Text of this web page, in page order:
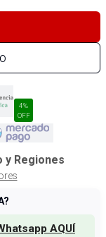
4%
OFF
y Regiones
AQUÍ